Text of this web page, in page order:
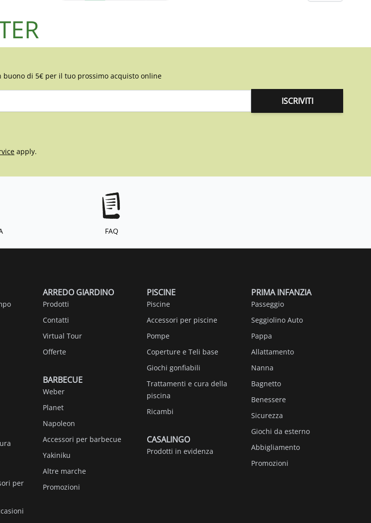
di 5€ per il tuo prossimo acquisto online
ISCRIVITI
apply.
FAQ
per
ARREDO GIARDINO
Prodotti
Contatti
Virtual Tour
Offerte
BARBECUE
Weber
Planet
Napoleon
Accessori per barbecue
Yakiniku
Altre marche
Promozioni
PISCINE
Piscine
Accessori per piscine
Pompe
Coperture e Teli base
Giochi gonfiabili
Trattamenti e cura della
piscina
Ricambi
CASALINGO
Prodotti in evidenza
PRIMA INFANZIA
Passeggio
Seggiolino Auto
Pappa
Allattamento
Nanna
Bagnetto
Benessere
Sicurezza
Giochi da esterno
Abbigliamento
Promozioni